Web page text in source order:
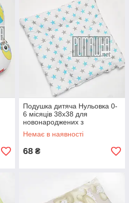
Подушка дитяча Нульовка 0-
6 місяців 38х38 для
новонароджених з
народження гіпоалергенна
4558 Бірюзовий
Немає в наявності
68 ₴